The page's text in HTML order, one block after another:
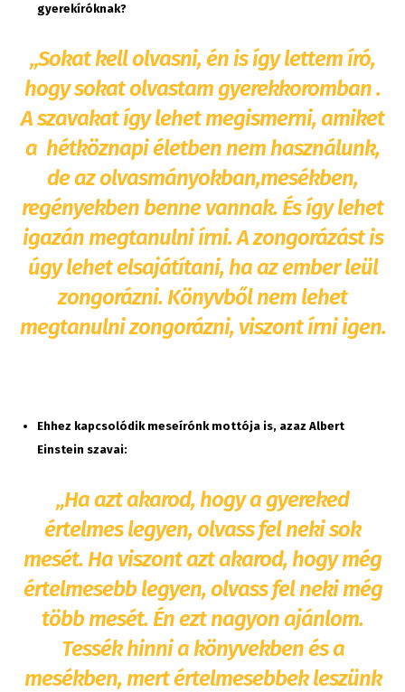
gyerekíróknak?
„Sokat kell olvasni, én is így lettem író,
hogy sokat olvastam gyerekkoromban .
A szavakat így lehet megismerni, amiket
a hétköznapi életben nem használunk,
de az olvasmányokban,mesékben,
regényekben benne vannak. És így lehet
igazán megtanulni írni. A zongorázást is
úgy lehet elsajátítani, ha az ember leül
zongorázni. Könyvből nem lehet
megtanulni zongorázni, viszont írni igen.
Ehhez kapcsolódik meseírónk mottója is, azaz Albert
Einstein szavai:
„Ha azt akarod, hogy a gyereked
értelmes legyen, olvass fel neki sok
mesét. Ha viszont azt akarod, hogy még
értelmesebb legyen, olvass fel neki még
több mesét. Én ezt nagyon ajánlom.
Tessék hinni a könyvekben és a
mesékben, mert értelmesebbek leszünk